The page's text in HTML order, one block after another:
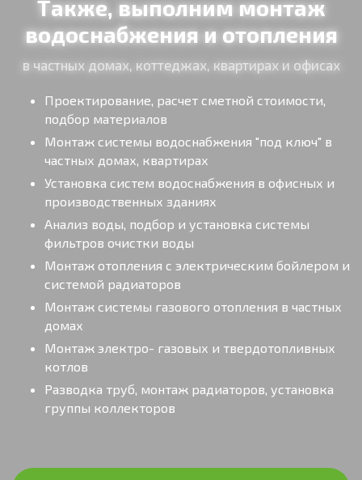
Также, выполним монтаж
водоснабжения и отопления
в частных домах, коттеджах, квартирах и офисах
Проектирование, расчет сметной стоимости,
подбор материалов
Монтаж системы водоснабжения "под ключ" в
частных домах, квартирах
Установка систем водоснабжения в офисных и
производственных зданиях
Анализ воды, подбор и установка системы
фильтров очистки воды
Монтаж отопления с электрическим бойлером и
системой радиаторов
Монтаж системы газового отопления в частных
домах
Монтаж электро- газовых и твердотопливных
котлов
Разводка труб, монтаж радиаторов, установка
группы коллекторов